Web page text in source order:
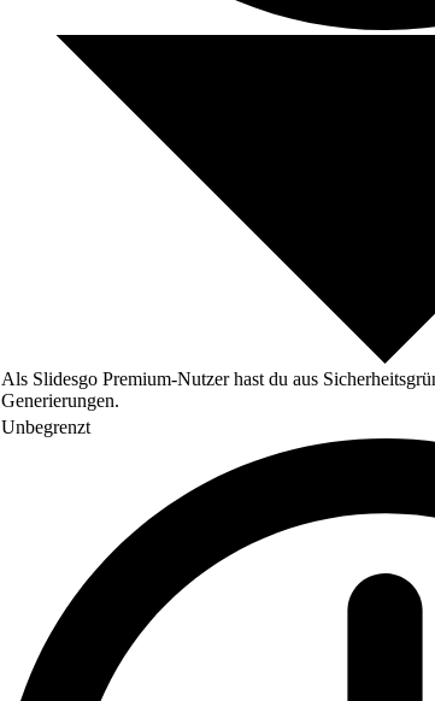
Als Slidesgo Premium-Nutzer hast du aus
Generierungen.
Unbegrenzt